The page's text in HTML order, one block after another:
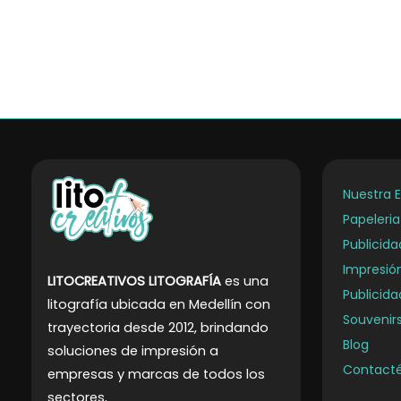
la
página
de
producto
LITOCREATIVOS LITOGRAFÍA es una
litografía ubicada en Medellín con
trayectoria desde 2012, brindando
soluciones de impresión a
empresas y marcas de todos los
sectores.
Nuestra
Blog